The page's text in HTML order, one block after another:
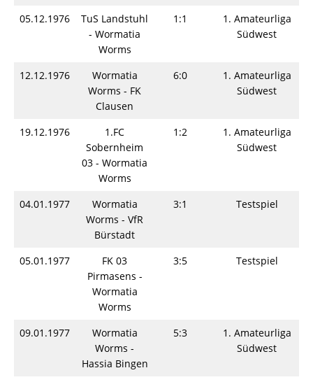
05.12.1976
TuS Landstuhl
- Wormatia
Worms
1:1
1. Amateurliga
Südwest
12.12.1976
Wormatia
Worms - FK
Clausen
6:0
1. Amateurliga
Südwest
19.12.1976
1.FC
Sobernheim
03 - Wormatia
Worms
1:2
1. Amateurliga
Südwest
04.01.1977
Wormatia
Worms - VfR
Bürstadt
3:1 Testspiel
05.01.1977
FK 03
Pirmasens -
Wormatia
Worms
3:5 Testspiel
09.01.1977
Wormatia
Worms -
Hassia Bingen
5:3
1. Amateurliga
Südwest